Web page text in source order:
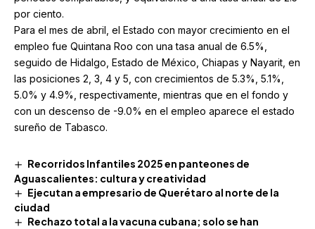
por ciento.
Para el mes de abril, el Estado con mayor crecimiento en el
empleo fue Quintana Roo con una tasa anual de 6.5%,
seguido de Hidalgo, Estado de México, Chiapas y Nayarit, en
las posiciones 2, 3, 4 y 5, con crecimientos de 5.3%, 5.1%,
5.0% y 4.9%, respectivamente, mientras que en el fondo y
con un descenso de -9.0% en el empleo aparece el estado
sureño de Tabasco.
Recorridos Infantiles 2025 en panteones de
Aguascalientes: cultura y creatividad
Ejecutan a empresario de Querétaro al norte de la
ciudad
Rechazo total a la vacuna cubana; solo se han